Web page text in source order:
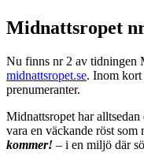
Midnattsropet
Nu finns nr 2 av tidningen
midnattsropet.se. Inom kort
prenumeranter.
Midnattsropet har
vara en väckande röst som
kommer! – i en miljö där